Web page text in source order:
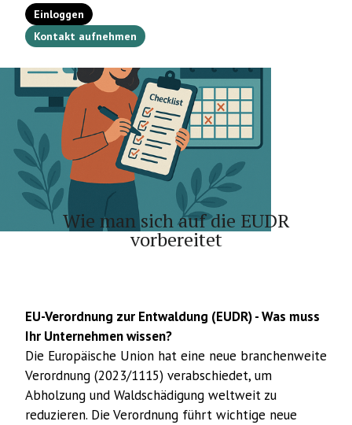
Kontakt aufnehmen
Einloggen
Artikel
Wie man sich auf die EUDR
vorbereitet
EU-Verordnung zur Entwaldung (EUDR) - Was muss
Ihr Unternehmen wissen?
Die Europäische Union hat eine neue branchenweite
Verordnung (2023/1115) verabschiedet, um
Abholzung und Waldschädigung weltweit zu
reduzieren. Die Verordnung führt wichtige neue